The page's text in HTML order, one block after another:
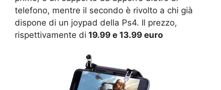
telefono, mentre il secondo è rivolto a chi già
dispone di un joypad della Ps4. Il prezzo,
rispettivamente di 19.99 e 13.99 euro